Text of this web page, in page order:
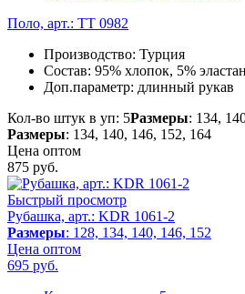
Поло, арт.: TT 0982
Производство: Турция
Состав: 95% хлопок, 5% эластан
Доп.параметр: длинный рукав
Кол-во штук в уп: 5Размеры: 134,
Размеры: 134, 140, 146, 152, 164
Цена оптом
875 руб.
Быстрый просмотр
Рубашка, арт.: KDR 1061-2
Размеры: 128, 134, 140, 146, 152
Цена оптом
695 руб.